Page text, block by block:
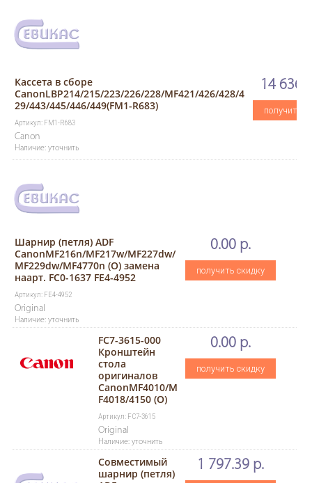
Кассета в сборе
CanonLBP214/215/223/226/228/MF421/426/428/4
29/443/445/446/449(FM1-R683)
Артикул: FM1-R683
Canon
Наличие: уточнить
14
получить
Шарнир (петля) ADF
CanonMF216n/MF217w/MF227dw/
MF229dw/MF4770n (O) замена
наарт. FC0-1637 FE4-4952
Артикул: FE4-4952
Original
Наличие: уточнить
0.00 р.
получить скидку
FC7-3615-000
Кронштейн
стола
оригиналов
CanonMF4010/M
F4018/4150 (О)
Артикул: FC7-3615
Original
Наличие: уточнить
0.00 р.
получить скидку
Совместимый
шарнир (петля)
1 797.39 р.